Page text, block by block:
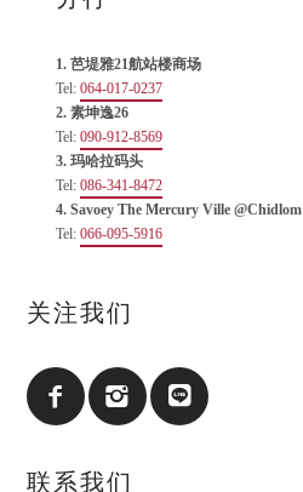
1. 芭堤雅21航站楼商场
Tel: 064-017-0237
2. 素坤逸26
Tel: 090-912-8569
3. 玛哈拉码头
Tel: 086-341-8472
4. Savoey The Mercury Ville @Chidlom
Tel: 066-095-5916
关注我们
联系我们